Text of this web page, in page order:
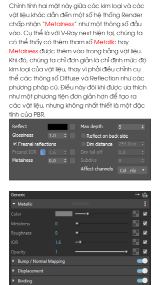
Chính tính hai mặt này giữa các kim loại và các
vật liệu khác dẫn đến một số hệ thống Render
chấp nhận “Metalness” như một thông số đầu
vào. Cụ thể là với V-Ray next hiện tại, chúng ta
có thể thấy có thêm tham số Metallic hay
Metalness được thêm vào trong bảng vật liệu.
Khi đó, chúng ta chỉ đơn giản là chỉ định mức độ
kim loại của vật liệu, thay vì phải điều chỉnh cụ
thể các thông số Diffuse và Reflection như các
phương pháp cũ. Điều này đôi khi được ưa thích
như một phương tiện đơn giản hơn để tạo ra
các vật liệu, nhưng không nhất thiết là một đặc
tính của PBR.